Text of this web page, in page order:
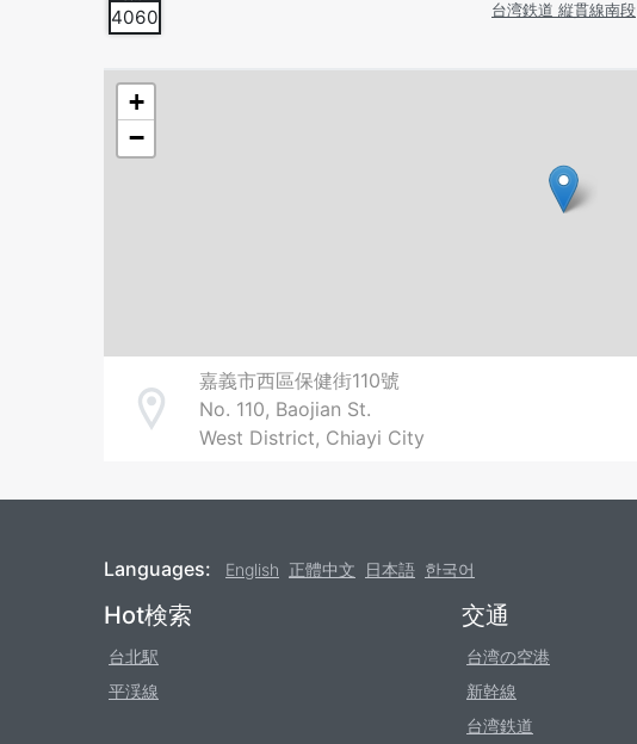
4060 台湾鉄道 縦貫線南段
+
−
Address
嘉義市西區保健街110號
No. 110, Baojian St.
West District, Chiayi City
Languages: English 正體中文 日本語 한국어
Footer
Hot検索
台北駅
平渓線
交通
台湾の空港
新幹線
台湾鉄道